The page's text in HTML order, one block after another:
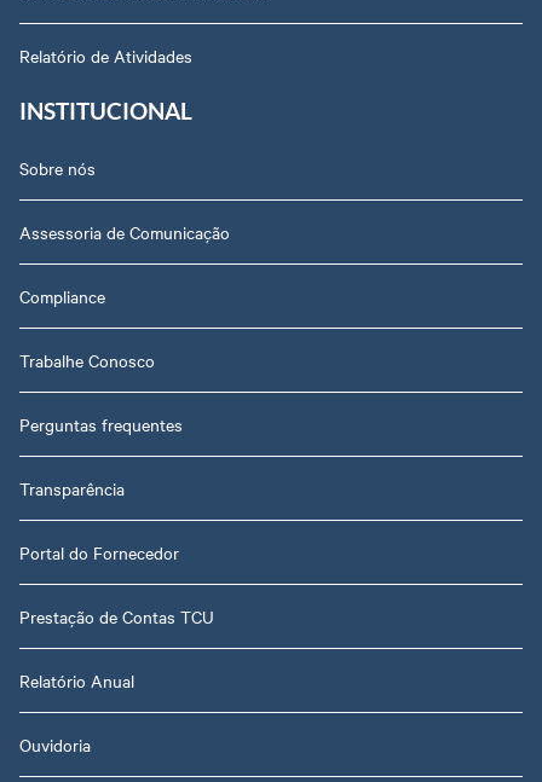
Relatório de Atividades
INSTITUCIONAL
Sobre nós
Assessoria de Comunicação
Compliance
Trabalhe Conosco
Perguntas frequentes
Transparência
Portal do Fornecedor
Prestação de Contas TCU
Relatório Anual
Ouvidoria